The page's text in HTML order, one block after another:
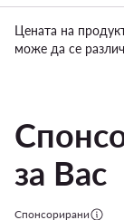
Цената на
може да се
за Вас
Спонсорирани